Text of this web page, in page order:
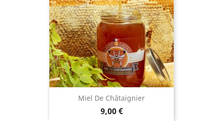
Miel De Châtaignier
Prix
9,00 €